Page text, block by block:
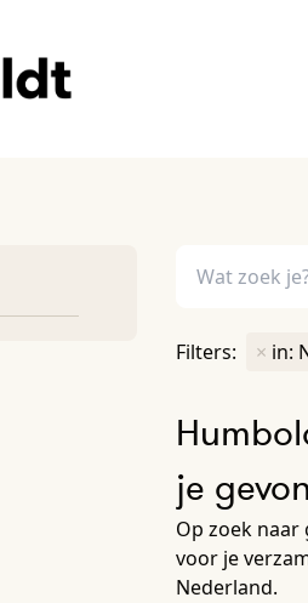
Filters: × in:
je
Op zoek
voor je
Nederland.